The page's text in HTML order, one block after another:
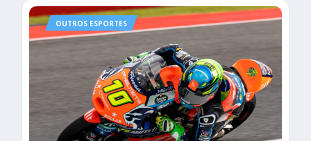
OUTROS ESPORTES